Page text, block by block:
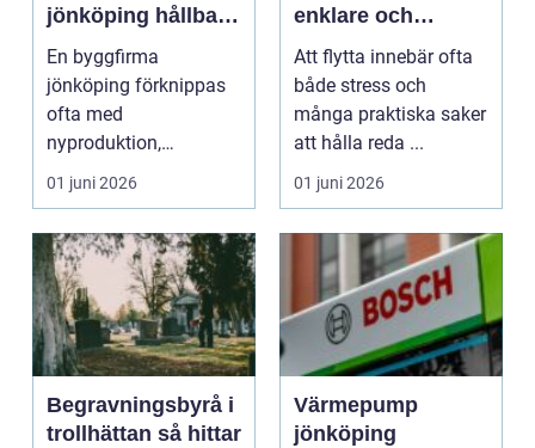
jönköping hållbart,
tryckt och
genomtänkt
byggande
En byggfirma
jönköping förknippas
ofta med
nyproduktion,
renovering och
tillbyggnader. Men allt
fler...
01 juni 2026
enklare och
tryggare
Att flytta innebär ofta
både stress och
många praktiska saker
att hålla reda ...
01 juni 2026
Begravningsbyrå i
trollhättan så hittar
Värmepump
jönköping